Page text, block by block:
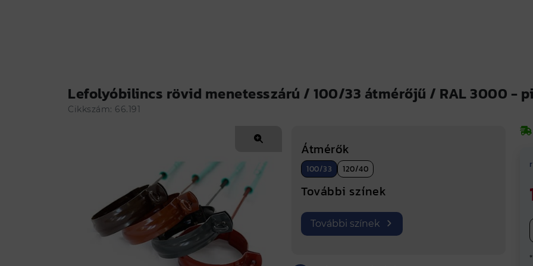
Lefolyóbilincs rövid menetesszárú / 100/33 átmérőjű / RAL 3000 -
Cikkszám: 66.191
Átmérők
100/33 120/40
További színek
További színek
, mely az
Ha kézben szeretné tartani a színt és élőben is megnézné,
KÁLLÓ-fém
még több